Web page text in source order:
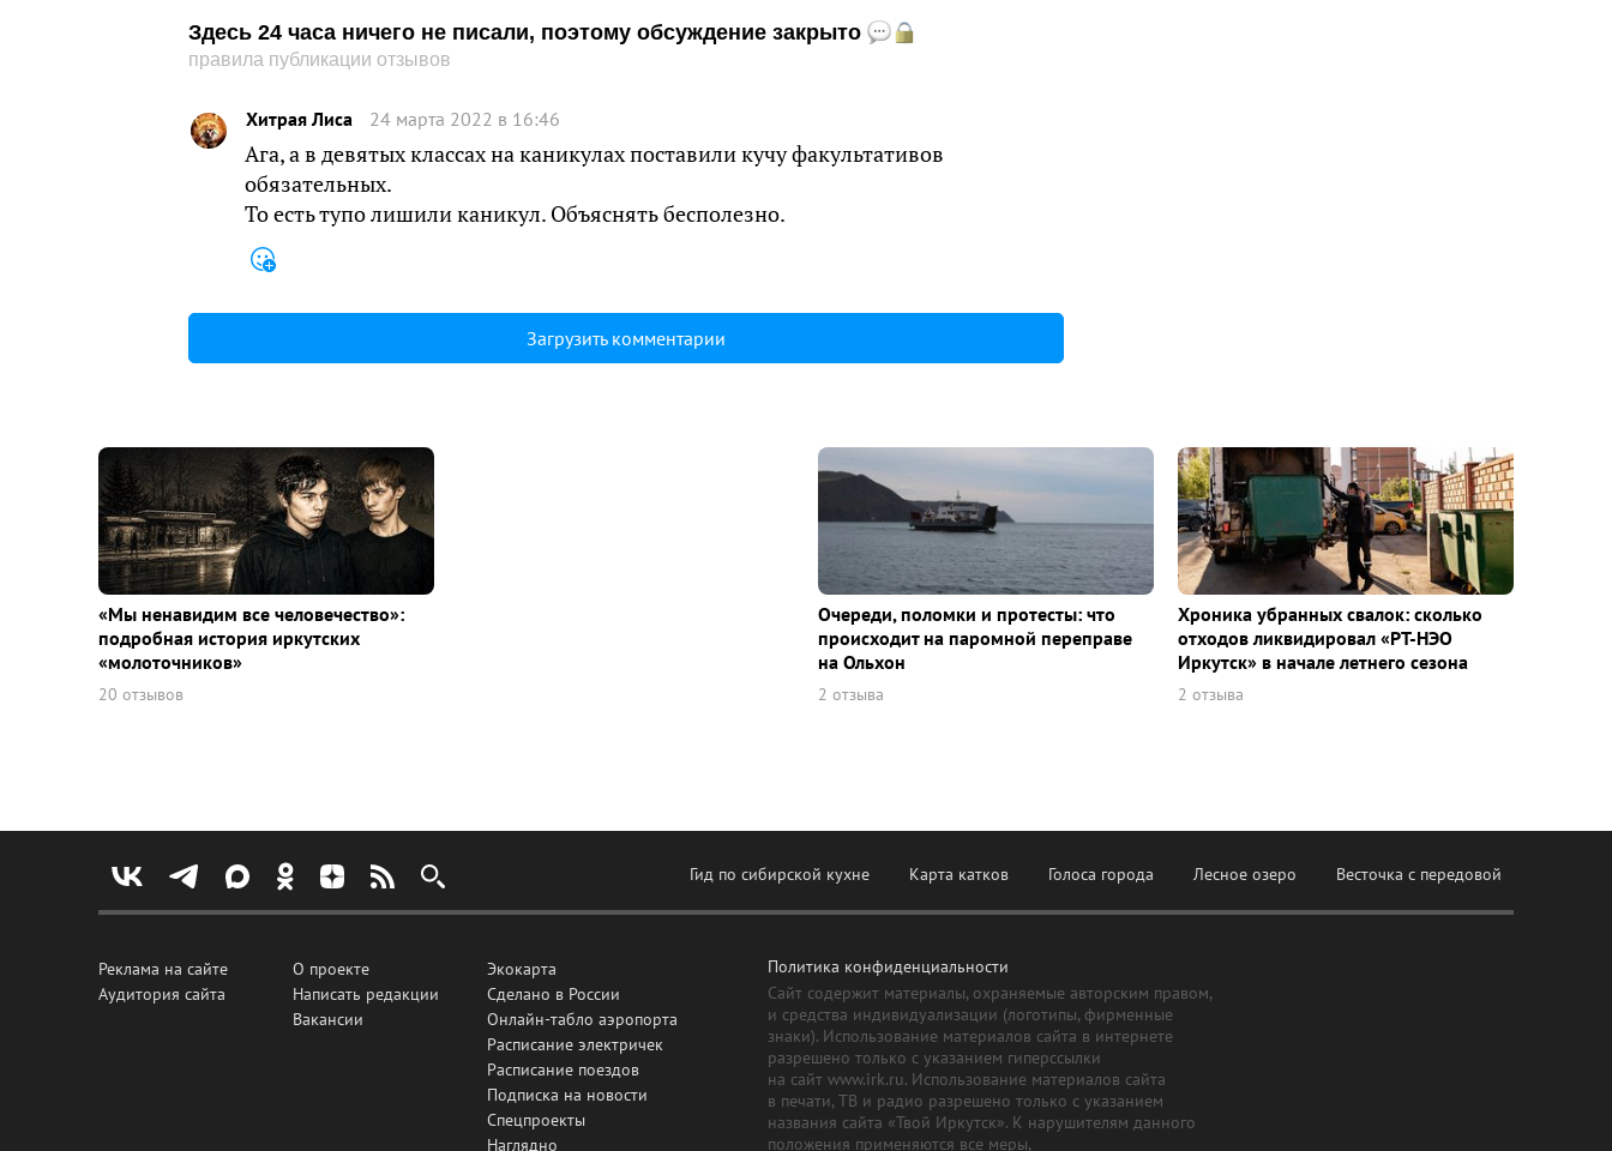
Здесь 24 часа ничего не писали, поэтому обсуждение закрыто
правила публикации отзывов
Хитрая Лиса 24 марта 2022 в 16:46
Ага, а в девятых классах на каникулах поставили кучу факультативов
обязательных.
То есть тупо лишили каникул. Объяснять бесполезно.
Загрузить комментарии
«Мы ненавидим все человечество»:
подробная история иркутских
«молоточников»
20 отзывов
Очереди, поломки и протесты: что
происходит на паромной переправе
на Ольхон
2 отзыва
Хроника убранных свалок: сколько
отходов ликвидировал «РТ-НЭО
Иркутск» в начале летнего сезона
2 отзыва
Гид по сибирской кухне Карта катков Голоса города Лесное озеро Весточка с передовой
Реклама на сайте
Аудитория сайта
О проекте
Написать редакции
Вакансии
Экокарта
Сделано в России
Онлайн-табло аэропорта
Расписание электричек
Расписание поездов
Подписка на новости
Спецпроекты
Наглядно
Политика конфиденциальности
Сайт содержит материалы, охраняемые авторским правом,
и средства индивидуализации (логотипы, фирменные
знаки). Использование материалов сайта в интернете
разрешено только с указанием гиперссылки
на сайт www.irk.ru. Использование материалов сайта
в печати, ТВ и радио разрешено только с указанием
названия сайта «Твой Иркутск». К нарушителям данного
положения применяются все меры,